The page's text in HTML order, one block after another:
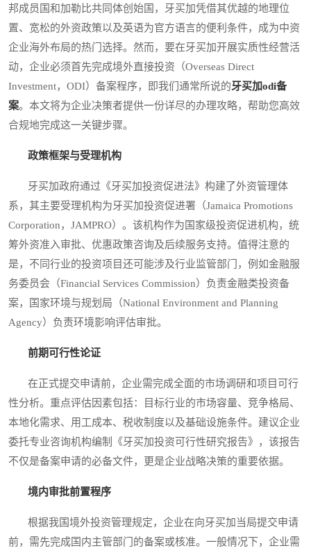
邦成员国和加勒比共同体创始国，牙买加凭借其优越的地理位
置、宽松的外资政策以及英语为官方语言的便利条件，成为中资
企业海外布局的热门选择。然而，要在牙买加开展实质性经营活
动，企业必须首先完成境外直接投资（Overseas Direct
Investment，ODI）备案程序，即我们通常所说的牙买加odi备
案。本文将为企业决策者提供一份详尽的办理攻略，帮助您高效
合规地完成这一关键步骤。
政策框架与受理机构
牙买加政府通过《牙买加投资促进法》构建了外资管理体
系，其主要受理机构为牙买加投资促进署（Jamaica Promotions
Corporation，JAMPRO）。该机构作为国家级投资促进机构，统
筹外资准入审批、优惠政策咨询及后续服务支持。值得注意的
是，不同行业的投资项目还可能涉及行业监管部门，例如金融服
务委员会（Financial Services Commission）负责金融类投资备
案，国家环境与规划局（National Environment and Planning
Agency）负责环境影响评估审批。
前期可行性论证
在正式提交申请前，企业需完成全面的市场调研和项目可行
性分析。重点评估因素包括：目标行业的市场容量、竞争格局、
本地化需求、用工成本、税收制度以及基础设施条件。建议企业
委托专业咨询机构编制《牙买加投资可行性研究报告》，该报告
不仅是备案申请的必备文件，更是企业战略决策的重要依据。
境内审批前置程序
根据我国境外投资管理规定，企业在向牙买加当局提交申请
前，需先完成国内主管部门的备案或核准。一般情况下，企业需